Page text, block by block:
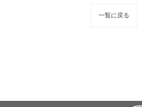
一覧に戻る